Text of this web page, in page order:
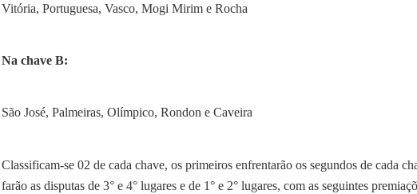
Vitória, Portuguesa, Vasco, Mogi Mirim e Rocha
Na chave B:
São José, Palmeiras, Olímpico, Rondon e Caveira
Classificam-se 02 de cada chave, os primeiros enfrentarão os segundos de cada
farão as disputas de 3° e 4° lugares e de 1° e 2° lugares, com as seguintes